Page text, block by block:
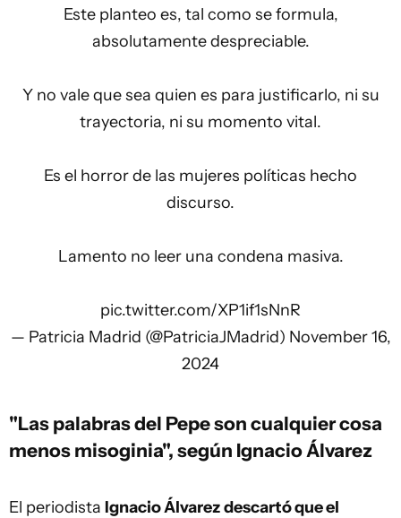
Este planteo es, tal como se formula,
absolutamente despreciable.
Y no vale que sea quien es para justificarlo, ni su
trayectoria, ni su momento vital.
Es el horror de las mujeres políticas hecho
discurso.
Lamento no leer una condena masiva.
pic.twitter.com/XP1if1sNnR
— Patricia Madrid (@PatriciaJMadrid) November 16,
2024
"Las palabras del Pepe son cualquier cosa
menos misoginia", según Ignacio Álvarez
El periodista Ignacio Álvarezdescartó que el